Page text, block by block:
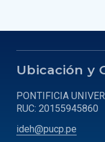
Ubicación y
PONTIFICIA
RUC: 20155945860
ideh@pucp.pe